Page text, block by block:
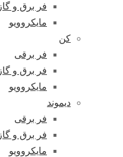
فر برق و گاز
مایکروویو
کن
فر برقی
فر برق و گاز
مایکروویو
دیموند
فر برقی
فر برق و گاز
مایکروویو